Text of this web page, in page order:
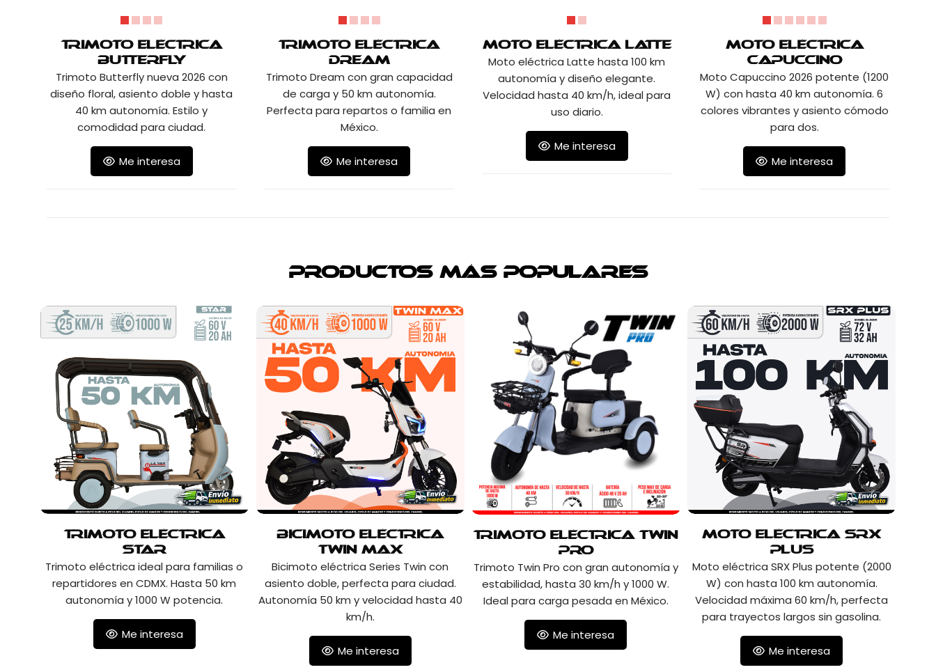
Trimoto Eléctrica
Butterfly
Trimoto Butterfly nueva 2026 con
diseño floral, asiento doble y hasta
40 km autonomía. Estilo y
comodidad para ciudad.
Me interesa
Trimoto Eléctrica
Dream
Trimoto Dream con gran capacidad
de carga y 50 km autonomía.
Perfecta para repartos o familia en
México.
Me interesa
Moto Eléctrica Latte
Moto eléctrica Latte hasta 100 km
autonomía y diseño elegante.
Velocidad hasta 40 km/h, ideal para
uso diario.
Me interesa
Moto Eléctrica
Capuccino
Moto Capuccino 2026 potente (1200
W) con hasta 40 km autonomía. 6
colores vibrantes y asiento cómodo
para dos.
Me interesa
Productos más populares
Trimoto Eléctrica
Star
Trimoto eléctrica ideal para familias o
repartidores en CDMX. Hasta 50 km
autonomía y 1000 W potencia.
Me interesa
Bicimoto Eléctrica
Twin Max
Bicimoto eléctrica Series Twin con
asiento doble, perfecta para ciudad.
Autonomía 50 km y velocidad hasta 40
km/h.
Me interesa
Trimoto Eléctrica Twin
Pro
Trimoto Twin Pro con gran autonomía y
estabilidad, hasta 30 km/h y 1000 W.
Ideal para carga pesada en México.
Me interesa
Moto Eléctrica SRX
Plus
Moto eléctrica SRX Plus potente (2000
W) con hasta 100 km autonomía.
Velocidad máxima 60 km/h, perfecta
para trayectos largos sin gasolina.
Me interesa